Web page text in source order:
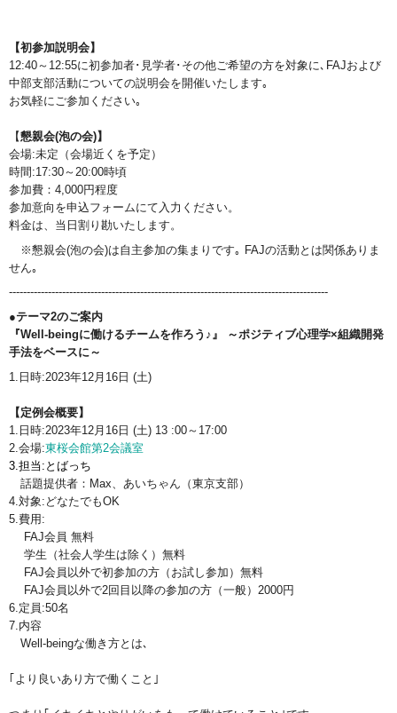
【初参加説明会】
12:40～12:55に初参加者･見学者･その他ご希望の方を対象に､FAJおよび
中部支部活動についての説明会を開催いたします｡
お気軽にご参加ください｡
【懇親会(泡の会)】
会場:未定（会場近くを予定）
時間:17:30～20:00時頃
参加費：4,000円程度
参加意向を申込フォームにて入力ください。
料金は、当日割り勘いたします。
※懇親会(泡の会)は自主参加の集まりです｡ FAJの活動とは関係ありま
せん｡
------------------------------------------------------------------------------------------
●テーマ2のご案内
『Well-beingに働けるチームを作ろう♪』 ～ポジティブ心理学×組織開発
手法をベースに～
1.日時:2023年12月16日 (土)
【定例会概要】
1.日時:2023年12月16日 (土) 13 :00～17:00
2.会場:東桜会館第2会議室
3.担当:とばっち
話題提供者：Max、あいちゃん（東京支部）
4.対象:どなたでもOK
5.費用:
FAJ会員 無料
学生（社会人学生は除く）無料
FAJ会員以外で初参加の方（お試し参加）無料
FAJ会員以外で2回目以降の参加の方（一般）2000円
6.定員:50名
7.内容
Well-beingな働き方とは､
｢より良いあり方で働くこと｣